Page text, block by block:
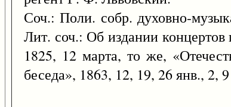
Соч.: Поли. собр. духовно-
Лит. соч.: Об издании
1825, 12 марта, то же,
беседа», 1863, 12, 19, 26 янв., 2,